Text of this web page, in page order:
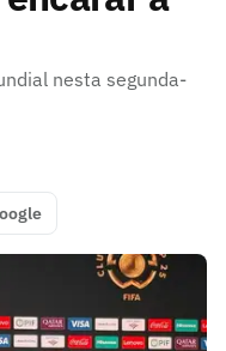
nesta segunda-